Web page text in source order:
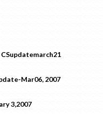
CSupdatemarch21
Mar06, 2007
3,2007